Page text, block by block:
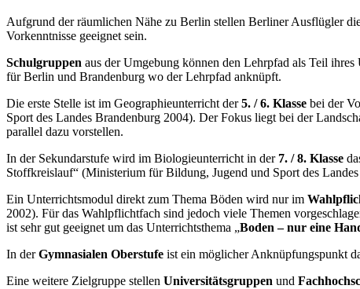
Aufgrund der räumlichen Nähe zu Berlin stellen Berliner Ausflügler
Vorkenntnisse geeignet sein.
Schulgruppen aus der Umgebung können den Lehrpfad als Teil
für Berlin und Brandenburg wo der Lehrpfad anknüpft.
Die erste Stelle ist im Geographieunterricht der5. / 6. Klasse bei der
Sport des Landes Brandenburg 2004). Der Fokus liegt bei der
parallel dazu vorstellen.
In der Sekundarstufe wird im Biologieunterricht in der 7. / 8. Klasse
Stoffkreislauf“ (Ministerium für Bildung, Jugend und Sport des
Ein Unterrichtsmodul direkt zum Thema Böden wird nur im
2002). Für das Wahlpflichtfach sind jedoch viele Themen
ist sehr gut geeignet um das Unterrichtsthema „Boden – nur eine
In derGymnasialen Oberstufe ist ein möglicher Anknüpfungspunkt
Eine weitere Zielgruppe stellen Universitätsgruppen und